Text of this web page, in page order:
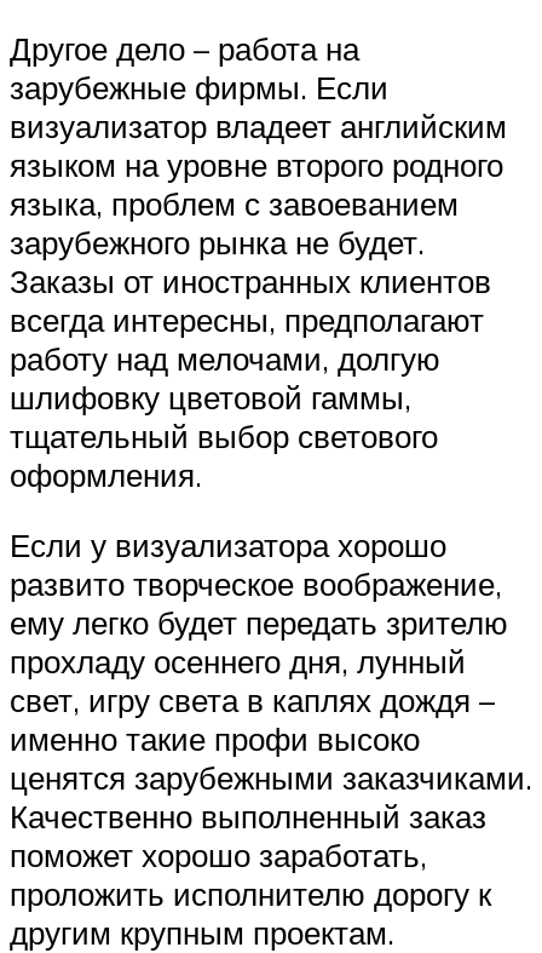
Другое дело – работа на
зарубежные фирмы. Если
визуализатор владеет английским
языком на уровне второго родного
языка, проблем с завоеванием
зарубежного рынка не будет.
Заказы от иностранных клиентов
всегда интересны, предполагают
работу над мелочами, долгую
шлифовку цветовой гаммы,
тщательный выбор светового
оформления.
Если у визуализатора хорошо
развито творческое воображение,
ему легко будет передать зрителю
прохладу осеннего дня, лунный
свет, игру света в каплях дождя –
именно такие профи высоко
ценятся зарубежными заказчиками.
Качественно выполненный заказ
поможет хорошо заработать,
проложить исполнителю дорогу к
другим крупным проектам.